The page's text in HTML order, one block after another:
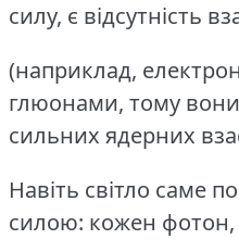
силу, є відсутність
(наприклад,
глюонами, тому
сильних ядерних
Навіть світло саме
силою: кожен